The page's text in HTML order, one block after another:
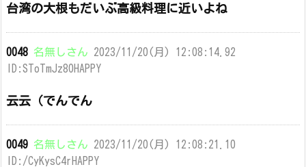
台湾の大根もだいぶ高級料理に近いよね
0048 名無しさん 2023/11/20(月) 12:08:14.92
ID:SToTmJz80HAPPY
云云（でんでん
0049 名無しさん 2023/11/20(月) 12:08:21.10
ID:/CyKysC4rHAPPY